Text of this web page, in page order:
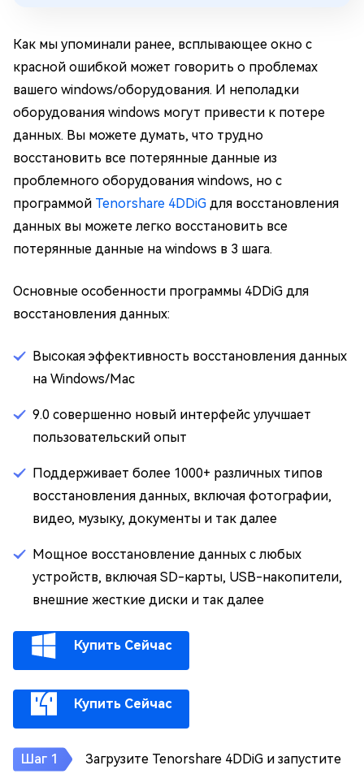
Как мы упоминали ранее, всплывающее окно с
красной ошибкой может говорить о проблемах
вашего windows/оборудования. И неполадки
оборудования windows могут привести к потере
данных. Вы можете думать, что трудно
восстановить все потерянные данные из
проблемного оборудования windows, но с
программой Tenorshare 4DDiG для восстановления
данных вы можете легко восстановить все
потерянные данные на windows в 3 шага.
Основные особенности программы 4DDiG для
восстановления данных:
Высокая эффективность восстановления данных
на Windows/Mac
9.0 совершенно новый интерфейс улучшает
пользовательский опыт
Поддерживает более 1000+ различных типов
восстановления данных, включая фотографии,
видео, музыку, документы и так далее
Мощное восстановление данных с любых
устройств, включая SD-карты, USB-накопители,
внешние жесткие диски и так далее
Купить Сейчас
Купить Сейчас
Загрузите Tenorshare 4DDiG и запустите